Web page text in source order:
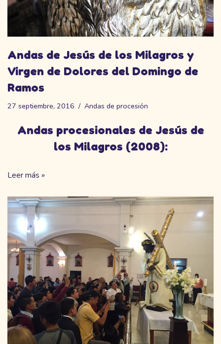
Andas de Jesús de los Milagros y
Virgen de Dolores del Domingo de
Ramos
27 septiembre, 2016 Andas de procesión
Andas procesionales de Jesús de
los Milagros (2008):
Leer más »